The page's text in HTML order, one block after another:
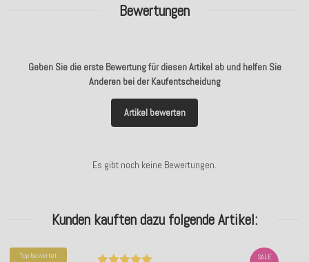
Bewertungen
Geben Sie die erste Bewertung für diesen Artikel ab und helfen Sie
Anderen bei der Kaufentscheidung
Artikel bewerten
Es gibt noch keine Bewertungen.
Kunden kauften dazu folgende Artikel:
Top bewertet
SALE